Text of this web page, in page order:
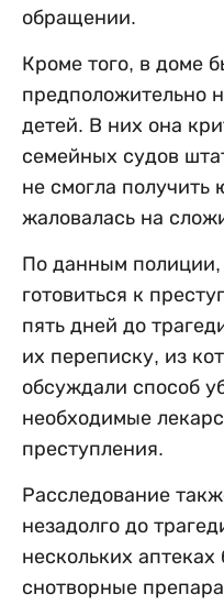
обращении.
Кроме того, в доме
предположительно
детей. В них она
семейных судов
не смогла
жаловалась на
По данным
готовиться к
пять дней до
их переписку, из
обсуждали способ
необходимые
преступления.
Расследование
незадолго до
нескольких
снотворные